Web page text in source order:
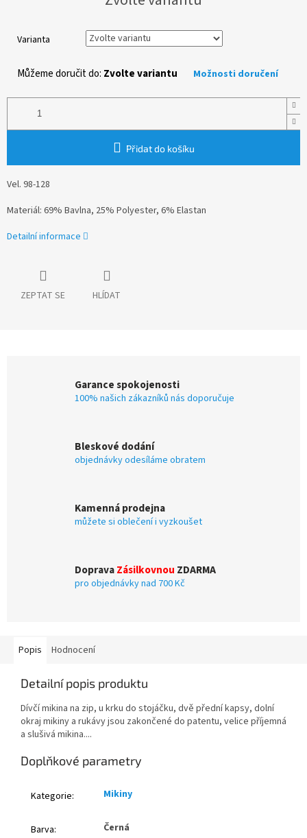
Varianta
Můžeme doručit do: Zvolte variantu Možnosti doručení
Přidat do košíku
Vel. 98-128
Materiál: 69% Bavlna, 25% Polyester, 6% Elastan
Detailní informace
ZEPTAT SE HLÍDAT
Garance spokojenosti
100% našich zákazníků nás doporučuje
Bleskové dodání
objednávky odesíláme obratem
Kamenná prodejna
můžete si oblečení i vyzkoušet
DopravaZásilkovnou ZDARMA
pro objednávky nad 700 Kč
Popis Hodnocení
Detailní popis produktu
Dívčí mikina na zip, u krku do stojáčku, dvě přední kapsy, dolní
okraj mikiny a rukávy jsou zakončené do patentu, velice příjemná
a slušivá mikina....
Doplňkové parametry
Kategorie: Mikiny
Barva: Černá